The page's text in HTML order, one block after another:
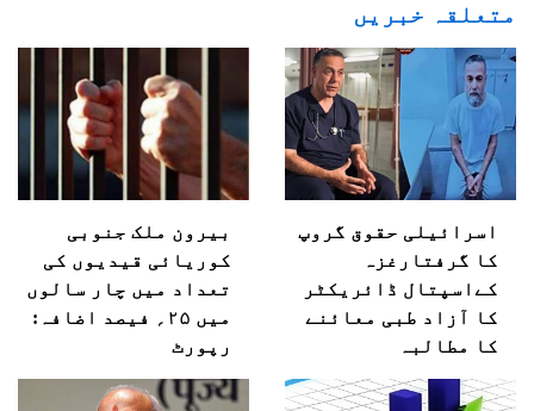
متعلقہ خبریں
اسرائیلی حقوق گروپ
کا گرفتارغزہ
کےاسپتال ڈائریکٹر
کا آزاد طبی معائنے
کا مطالبہ
بیرون ملک جنوبی
کوریائی قیدیوں کی
تعداد میں چار سالوں
میں ۲۵؍ فیصد اضافہ:
رپورٹ